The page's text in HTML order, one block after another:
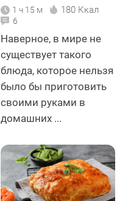
1 ч 15 м 180 Ккал
6
Наверное, в мире не
существует такого
блюда, которое нельзя
было бы приготовить
своими руками в
домашних ...